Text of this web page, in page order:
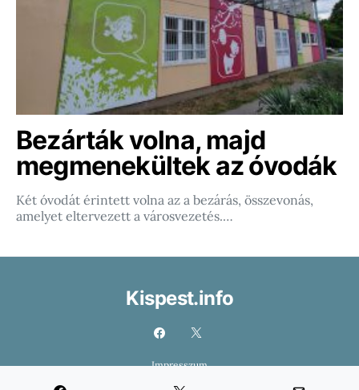
Bezárták volna, majd
megmenekültek az óvodák
Két óvodát érintett volna az a bezárás, összevonás,
amelyet eltervezett a városvezetés.…
Kispest.info
Impresszum